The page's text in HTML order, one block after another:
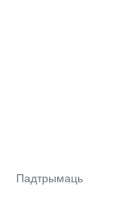
Падтрымаць